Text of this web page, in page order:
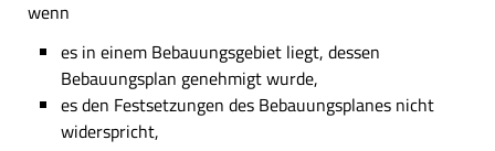
wenn
es in einem Bebauungsgebiet liegt, dessen
Bebauungsplan genehmigt wurde,
es den Festsetzungen des Bebauungsplanes nicht
widerspricht,